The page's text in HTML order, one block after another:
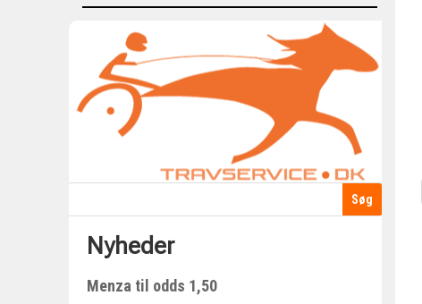
Nyheder
Menza til odds 1,50